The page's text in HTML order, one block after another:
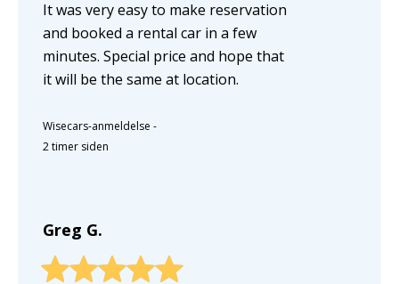
It was very easy to make reservation
and booked a rental car in a few
minutes. Special price and hope that
it will be the same at location.
Wisecars-anmeldelse -
2 timer siden
Greg G.